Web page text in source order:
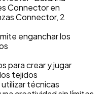
Connector en
Connector, 2
enganchar los
para crear y jugar
tejidos
técnicas